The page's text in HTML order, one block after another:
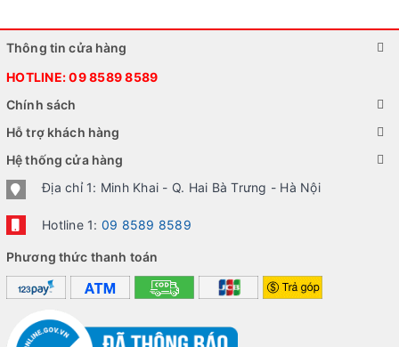
Thông tin cửa hàng
HOTLINE:09 8589 8589
Chính sách
Hỗ trợ khách hàng
Hệ thống cửa hàng
Địa chỉ 1: Minh Khai - Q. Hai Bà Trưng - Hà Nội
Hotline 1: 09 8589 8589
Phương thức thanh toán